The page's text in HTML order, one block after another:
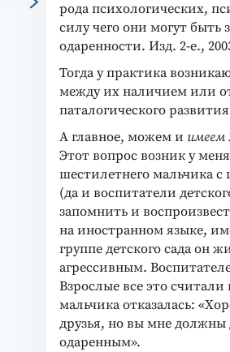
рода психологических,
силу чего они могут быть
одаренности. Изд. 2-е.,
Тогда у практика
между их наличием или
паталогического
А главное, можем и имеем
Этот вопрос возник у
шестилетнего мальчика
(да и воспитатели
запомнить и
на иностранном языке,
группе детского сада он
агрессивным.
Взрослые все это
мальчика отказалась:
друзья, но вы мне должны
одаренным».